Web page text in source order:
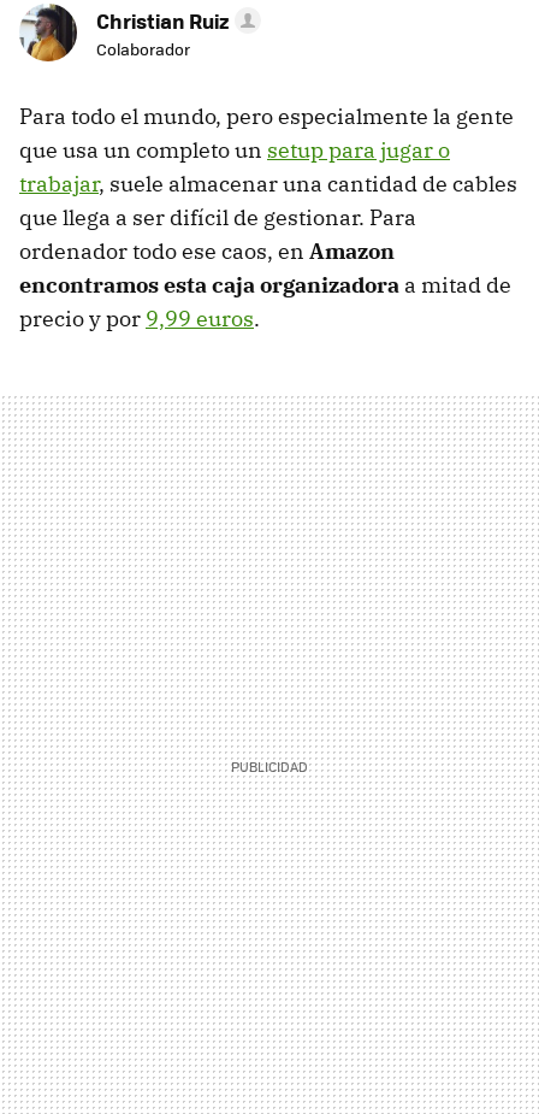
Christian Ruiz
Colaborador
Para todo el mundo, pero especialmente la gente
que usa un completo un setup para jugar o
trabajar, suele almacenar una cantidad de cables
que llega a ser difícil de gestionar. Para
ordenador todo ese caos, en Amazon
encontramos esta caja organizadora a mitad de
precio y por 9,99 euros.